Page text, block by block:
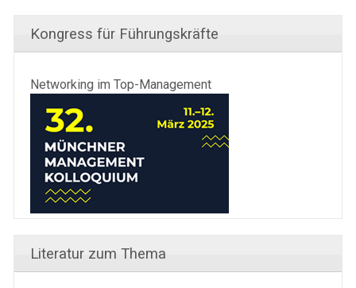
Kongress für Führungskräfte
Networking im Top-Management
Literatur zum Thema